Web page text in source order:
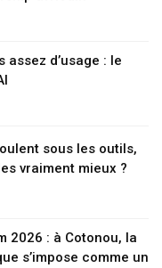
assez d’usage : le
sous les outils,
vraiment mieux ?
2026 : à Cotonou, la
s’impose comme un